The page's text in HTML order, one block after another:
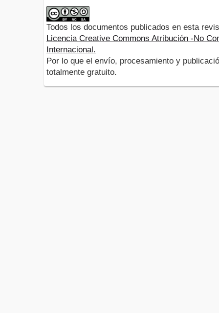
Todos los documentos publicados en esta
Licencia Creative Commons Atribución -No
Internacional.
Por lo que el envío, procesamiento y
totalmente gratuito.